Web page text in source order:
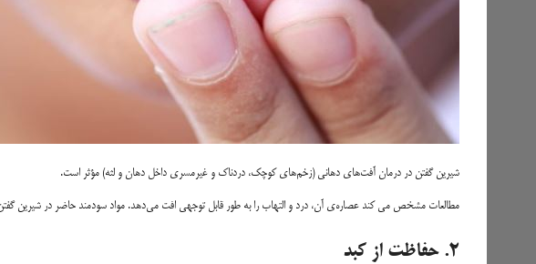
شیرین گفتن در درمان آفت‌های دهانی (زخم‌های کوچک، دردناک و غیرمسری داخل دهان و لثه) مؤثر است.
مطالعات مشخص می کند عصاره‌ی آن، درد و التهاب را به طور قابل توجهی افت می‌دهد. مواد سودمند حاضر در شیرین
۲. حفاظت از کبد